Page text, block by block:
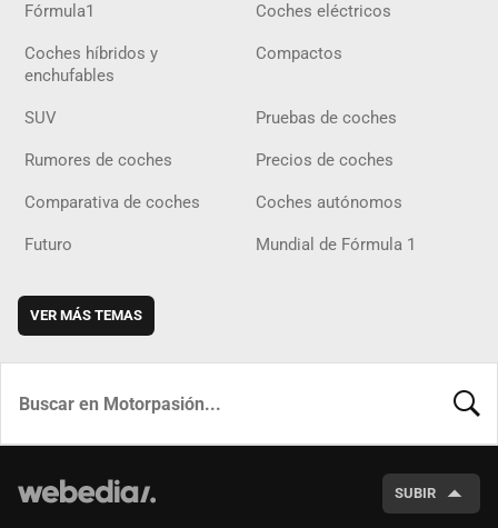
Fórmula1 Coches eléctricos
Coches híbridos y
enchufables
Compactos
SUV Pruebas de coches
Rumores de coches Precios de coches
Comparativa de coches Coches autónomos
Futuro Mundial de Fórmula 1
VER MÁS TEMAS
SUBIR